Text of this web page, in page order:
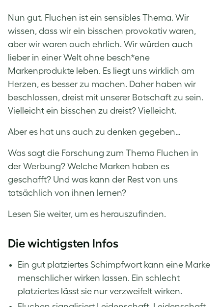
Nun gut. Fluchen ist ein sensibles Thema. Wir
wissen, dass wir ein bisschen provokativ waren,
aber wir waren auch ehrlich. Wir würden auch
lieber in einer Welt ohne besch*ene
Markenprodukte leben. Es liegt uns wirklich am
Herzen, es besser zu machen. Daher haben wir
beschlossen, dreist mit unserer Botschaft zu sein.
Vielleicht ein bisschen zu dreist? Vielleicht.
Aber es hat uns auch zu denken gegeben…
Was sagt die Forschung zum Thema Fluchen in
der Werbung? Welche Marken haben es
geschafft? Und was kann der Rest von uns
tatsächlich von ihnen lernen?
Lesen Sie weiter, um es herauszufinden.
Die wichtigsten Infos
Ein gut platziertes Schimpfwort kann eine Marke
menschlicher wirken lassen. Ein schlecht
platziertes lässt sie nur verzweifelt wirken.